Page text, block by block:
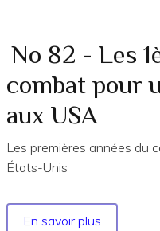
annnée
1996
N°
No 82 - Les
combat pour
aux USA
Les premières années du
États-Unis
En savoir plus